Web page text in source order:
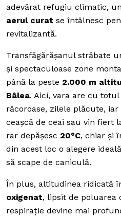
adevărat refugiu climatic,
aerul curat se întâlnesc
revitalizantă.
Transfăgărășanul străbate
și spectaculoase zone
până la peste 2.000 m
Bâlea. Aici, vara are cu
răcoroase, zilele plăcute,
ceașcă de ceai sau vin fiert
rar depășesc 20°C, chiar și
din acest loc o alegere
să scape de caniculă.
În plus, altitudinea ridicată
oxigenat, lipsit de poluarea
respirație devine mai